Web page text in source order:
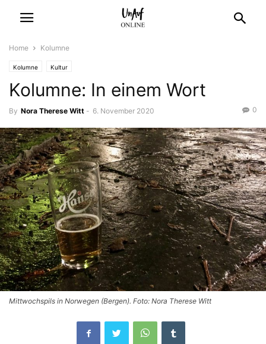
Home Kolumne
Kolumne Kultur
Kolumne: In einem Wort
By Nora Therese Witt - 6. November 2020 0
Mittwochspils in Norwegen (Bergen). Foto: Nora Therese Witt